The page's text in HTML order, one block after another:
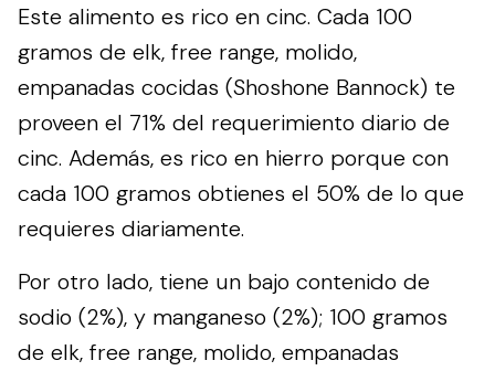
Este alimento es rico en cinc. Cada 100
gramos de elk, free range, molido,
empanadas cocidas (Shoshone Bannock) te
proveen el 71% del requerimiento diario de
cinc. Además, es rico en hierro porque con
cada 100 gramos obtienes el 50% de lo que
requieres diariamente.
Por otro lado, tiene un bajo contenido de
sodio (2%), y manganeso (2%); 100 gramos
de elk, free range, molido, empanadas